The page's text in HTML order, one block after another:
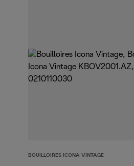
BOUILLOIRES ICONA VINTAGE